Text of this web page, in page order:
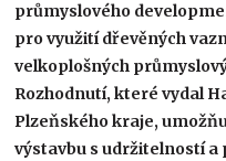
průmyslového
pro využití dřevěných
velkoplošných
Rozhodnutí, které vydal
Plzeňského kraje,
výstavbu s udržitelností a